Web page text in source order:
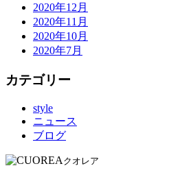
2020年12月
2020年11月
2020年10月
2020年7月
カテゴリー
style
ニュース
ブログ
クオレア